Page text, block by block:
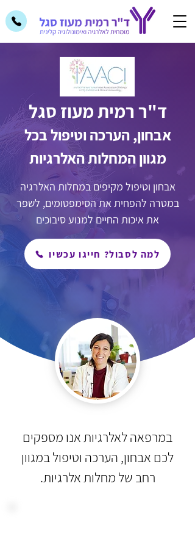
ד"ר רמית מעוז סגל
אבחון, הערכה וטיפול בכל
מגוון המחלות האלרגיות
אבחון וטיפול מקיפים במחלות האלרגיה
במטרה להפחית את הסימפטומים, לשפר
את איכות החיים למנוע סיבוכים
למה לסבול? חייגו עכשיו
במרפאה לאלרגיות אנו מספקים
לכם אבחון, הערכה וטיפול במגוון
רחב של מחלות אלרגיות.